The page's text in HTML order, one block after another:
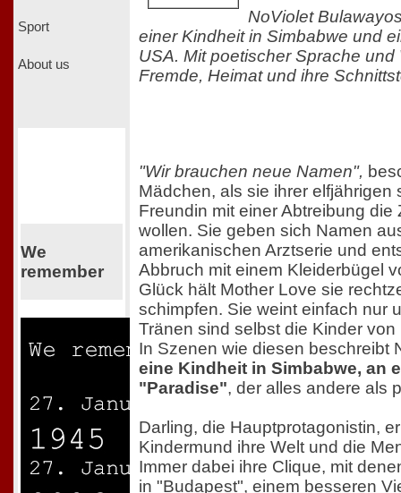
Sport
About us
We
remember
NoViolet
einer Kindheit in Simbabwe und
USA. Mit poetischer Sprache und
Fremde, Heimat und ihre
"Wir brauchen neue Namen",
Mädchen, als sie ihrer elfjährigen
Freundin mit einer Abtreibung die
wollen. Sie geben sich Namen
amerikanischen Arztserie und
Abbruch mit einem Kleiderbügel
Glück hält Mother Love sie
schimpfen. Sie weint einfach nur
Tränen sind selbst die Kinder
In Szenen wie diesen beschreibt
eine Kindheit in Simbabwe, an
"Paradise", der alles andere als
Darling, die Hauptprotagonistin,
Kindermund ihre Welt und die
Immer dabei ihre Clique, mit
in "Budapest", einem besseren